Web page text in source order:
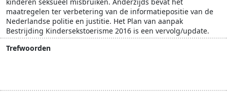
kinderen seksueel misbruiken. Anderzijds bevat het
maatregelen ter verbetering van de informatiepositie van de
Nederlandse politie en justitie. Het Plan van aanpak
Bestrijding Kindersekstoerisme 2016 is een vervolg/update.
Trefwoorden